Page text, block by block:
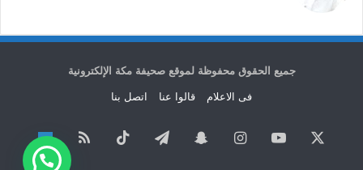
جميع الحقوق محفوظة لموقع صحيفة مكة الإلكترونية
فى الاعلام قالوا عنا اتصل بنا
‫YouTubeانستقرامسناب تيلقرام ‫TikTok ملخص